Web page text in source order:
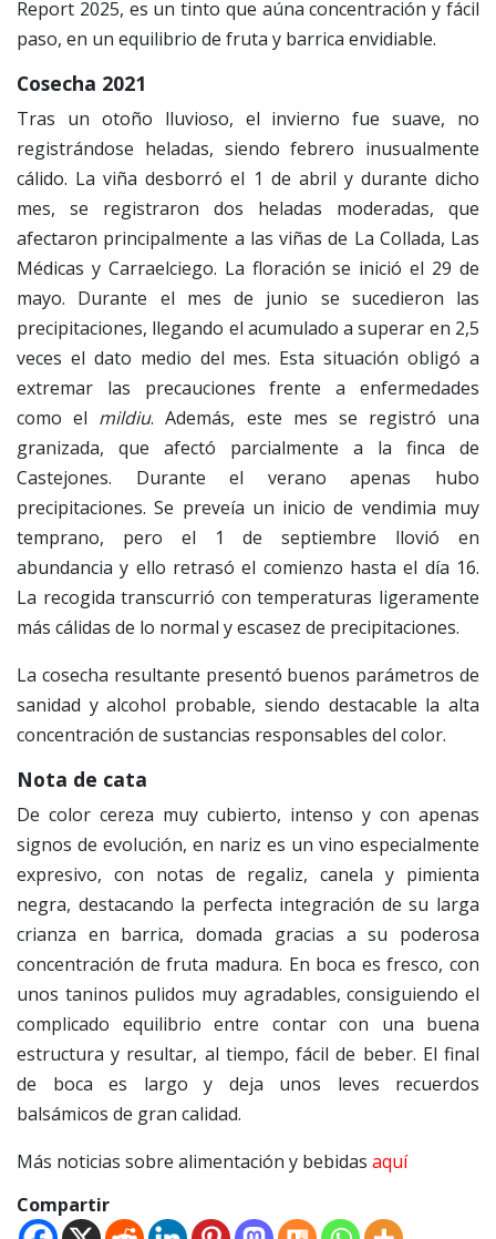
Report 2025, es un tinto que aúna concentración y fácil
paso, en un equilibrio de fruta y barrica envidiable.
Cosecha 2021
Tras un otoño lluvioso, el invierno fue suave, no
registrándose heladas, siendo febrero inusualmente
cálido. La viña desborró el 1 de abril y durante dicho
mes, se registraron dos heladas moderadas, que
afectaron principalmente a las viñas de La Collada, Las
Médicas y Carraelciego. La floración se inició el 29 de
mayo. Durante el mes de junio se sucedieron las
precipitaciones, llegando el acumulado a superar en 2,5
veces el dato medio del mes. Esta situación obligó a
extremar las precauciones frente a enfermedades
como el mildiu. Además, este mes se registró una
granizada, que afectó parcialmente a la finca de
Castejones. Durante el verano apenas hubo
precipitaciones. Se preveía un inicio de vendimia muy
temprano, pero el 1 de septiembre llovió en
abundancia y ello retrasó el comienzo hasta el día 16.
La recogida transcurrió con temperaturas ligeramente
más cálidas de lo normal y escasez de precipitaciones.
La cosecha resultante presentó buenos parámetros de
sanidad y alcohol probable, siendo destacable la alta
concentración de sustancias responsables del color.
Nota de cata
De color cereza muy cubierto, intenso y con apenas
signos de evolución, en nariz es un vino especialmente
expresivo, con notas de regaliz, canela y pimienta
negra, destacando la perfecta integración de su larga
crianza en barrica, domada gracias a su poderosa
concentración de fruta madura. En boca es fresco, con
unos taninos pulidos muy agradables, consiguiendo el
complicado equilibrio entre contar con una buena
estructura y resultar, al tiempo, fácil de beber. El final
de boca es largo y deja unos leves recuerdos
balsámicos de gran calidad.
Más noticias sobre alimentación y bebidas aquí
Compartir